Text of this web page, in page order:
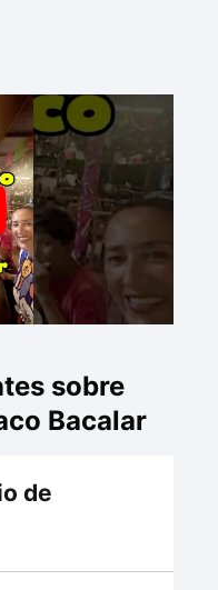
sobre
Bacalar
de